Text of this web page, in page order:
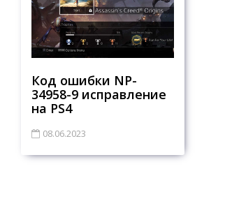
Код ошибки NP-
34958-9 исправление
на PS4
08.06.2023